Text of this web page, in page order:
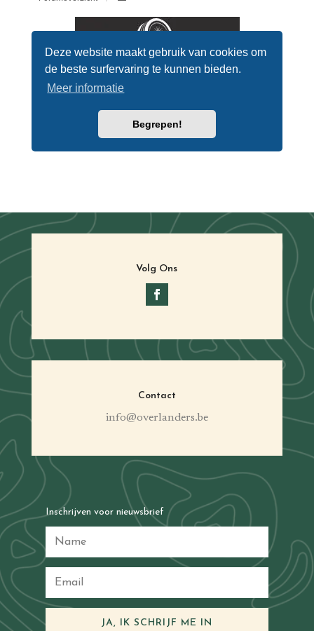
Volg Ons
Contact
info@overlanders.be
Inschrijven voor nieuwsbrief
JA, IK SCHRIJF ME IN